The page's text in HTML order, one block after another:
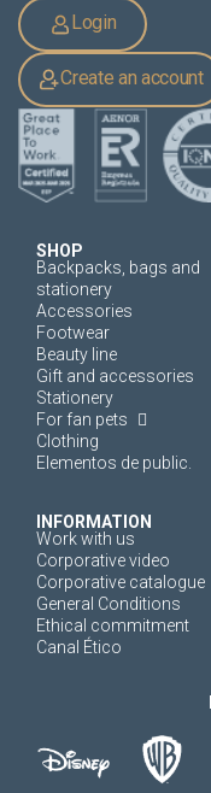
Login
Create an account
SHOP
Backpacks, bags and
stationery
Accessories
Footwear
Beauty line
Gift and accessories
Stationery
For fan pets
Clothing
Elementos de public.
INFORMATION
Work with us
Corporative video
Corporative catalogue
General Conditions
Ethical commitment
Canal Ético